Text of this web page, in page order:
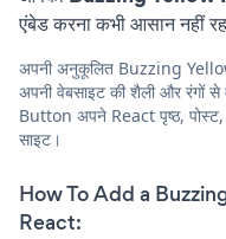
एंबेड करना कभी आसान नहीं
अपनी अनुकूलित Buzzing
अपनी वेबसाइट की शैली और
Button अपने React पृष्ठ, पोस्ट,
साइट।
How To Add a
React: